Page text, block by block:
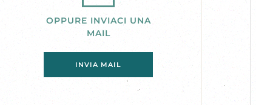
OPPURE INVIACI UNA
MAIL
INVIA MAIL